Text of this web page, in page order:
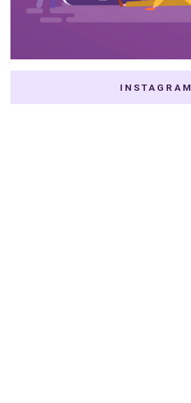
INSTAGRAM